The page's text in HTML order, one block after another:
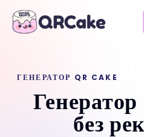
Тарифи
Блог
ГЕНЕРАТОР QR CAKE
Генератор
без